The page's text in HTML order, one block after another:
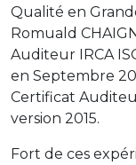
Qualité en
Romuald
Auditeur IRCA
en Septembre
Certificat
version 2015.
Fort de ces